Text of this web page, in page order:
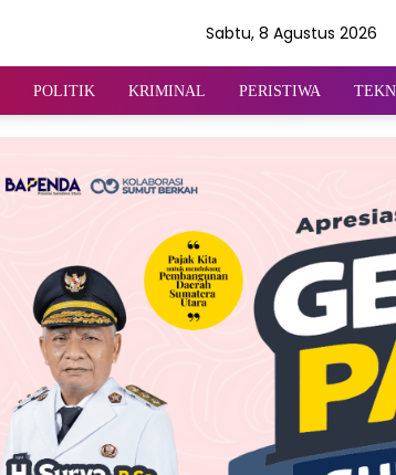
Sabtu, 8 Agustus 2026
POLITIK KRIMINAL PERISTIWA